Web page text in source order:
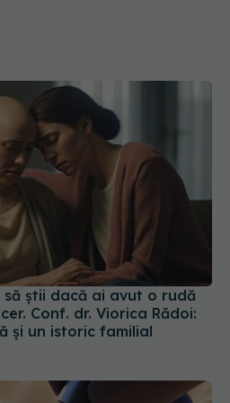
Conf. dr. Viorica Rădoi:
și un istoric familial